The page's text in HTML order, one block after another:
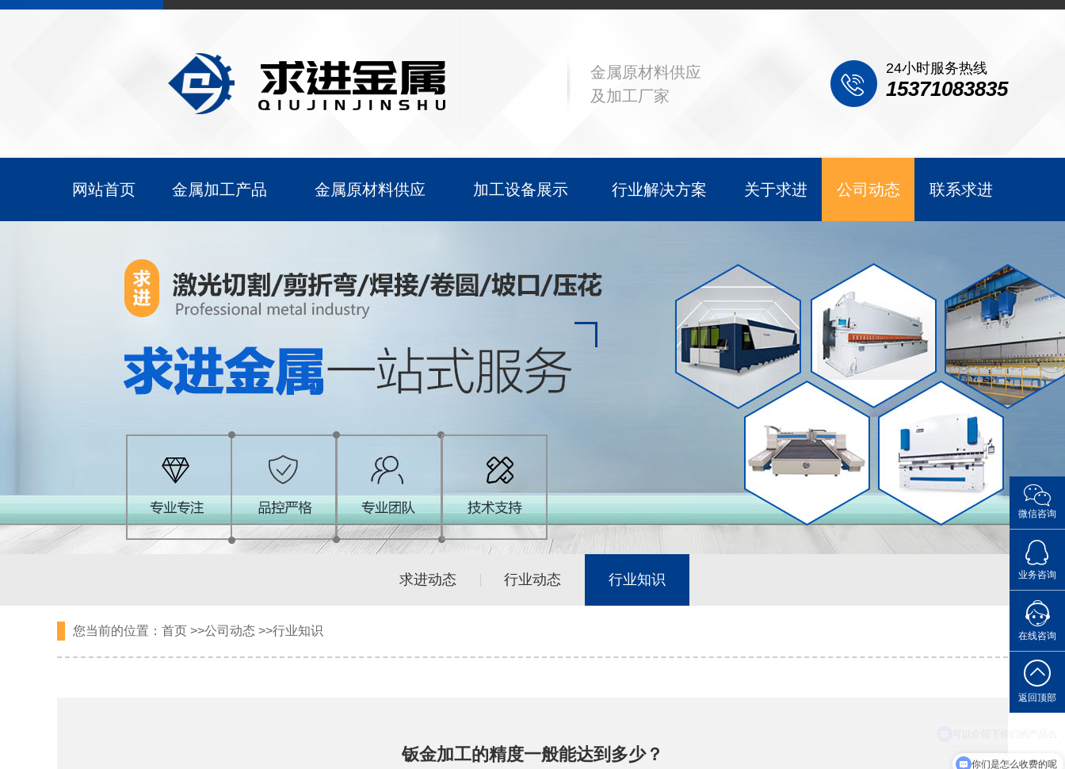
金属原材料供应
及加工厂家
24小时服务热线
15371083835
网站首页 金属加工产品 金属原材料供应 加工设备展示 行业解决方案 关于求进 公司动态 联系求进
求进动态 行业动态 行业知识
您当前的位置： 首页 >>公司动态 >>行业知识
钣金加工的精度一般能达到多少？
微信咨询
业务咨询
点击
在线咨询
您的专
返回顶部
你们是怎么收费的呢